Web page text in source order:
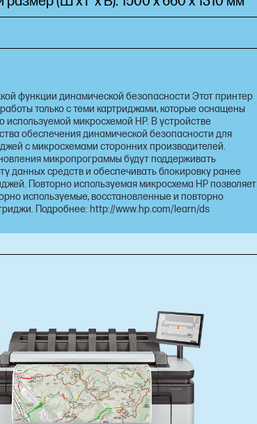
функции динамической безопасности Этот принтер
только с теми картриджами, которые оснащены
используемой микросхемой HP. В устройстве
обеспечения динамической безопасности для
с микросхемами сторонних производителей.
микропрограммы будут поддерживать
данных средств и обеспечивать блокировку ранее
Повторно используемая микросхема HP позволяет
используемые, восстановленные и повторно
Подробнее: http://www.hp.com/learn/ds